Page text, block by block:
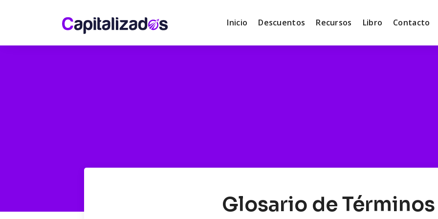
Inicio Descuentos Recursos Libro Contacto
Glosario de Términos